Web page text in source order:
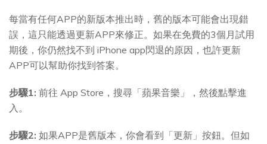
每當有任何APP的新版本推出時，舊的版本可能會出現錯
誤，這只能透過更新APP來修正。如果在免費的3個月試用
期後，你仍然找不到 iPhone app閃退的原因，也許更新
APP可以幫助你找到答案。
步驟1: 前往 App Store，搜尋「蘋果音樂」，然後點擊進
入。
步驟2: 如果APP是舊版本，你會看到「更新」按鈕。但如